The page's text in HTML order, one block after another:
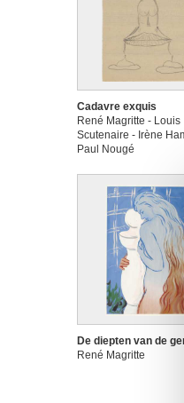
Cadavre exquis
René Magritte - Louis
Scutenaire - Irène
Paul Nougé
De diepten van de
René Magritte